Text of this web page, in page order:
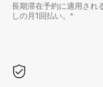
長期滞在予約に適用され
しの月1回払い。*